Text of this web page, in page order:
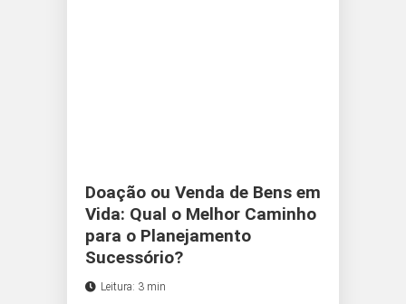
Doação ou Venda de Bens em
Vida: Qual o Melhor Caminho
para o Planejamento
Sucessório?
Leitura: 3 min